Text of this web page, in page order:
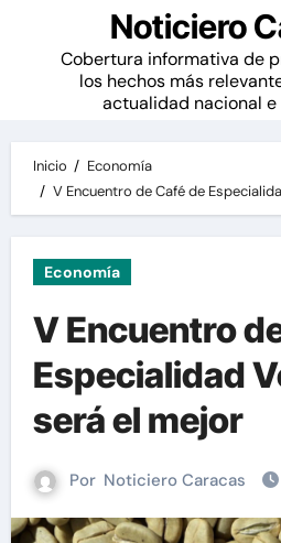
Noticiero
Cobertura informativa de
los hechos más
actualidad nacional
Inicio
Economía
V Encuentro de Café de
Economía
V Encuentro
Especialidad
será el mejor
Por Noticiero Caracas